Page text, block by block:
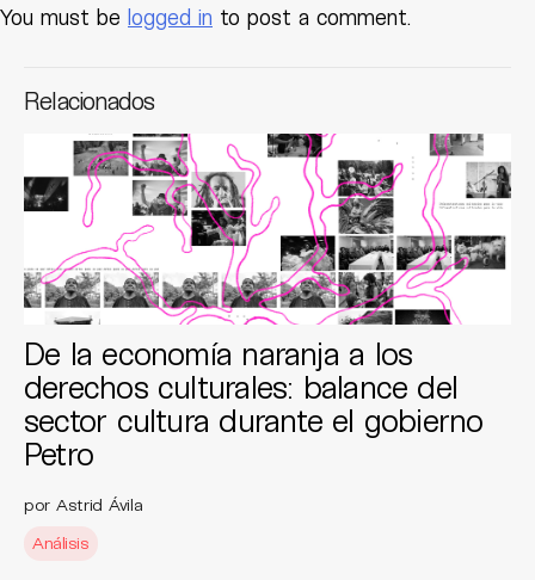
You must be logged in to post a comment.
Relacionados
De la economía naranja a los
derechos culturales: balance del
sector cultura durante el gobierno
Petro
por Astrid Ávila
Análisis